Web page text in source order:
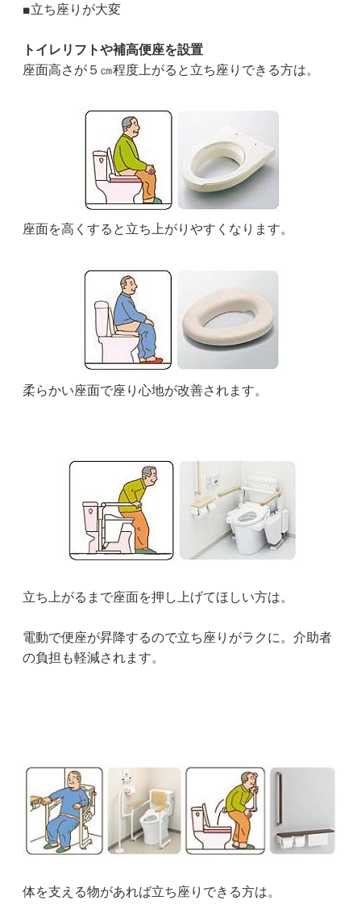
■立ち座りが大変
トイレリフトや補高便座を設置
座面高さが５㎝程度上がると立ち座りできる方は。
座面を高くすると立ち上がりやすくなります。
柔らかい座面で座り心地が改善されます。
立ち上がるまで座面を押し上げてほしい方は。
電動で便座が昇降するので立ち座りがラクに。介助者
の負担も軽減されます。
体を支える物があれば立ち座りできる方は。